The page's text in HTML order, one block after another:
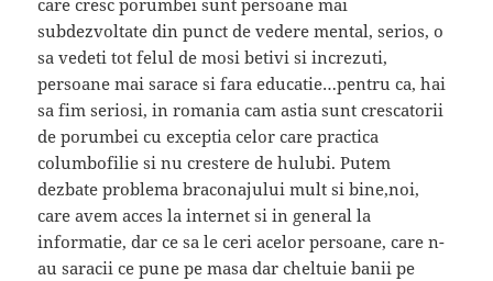
care cresc porumbei sunt persoane mai
subdezvoltate din punct de vedere mental, serios, o
sa vedeti tot felul de mosi betivi si increzuti,
persoane mai sarace si fara educatie…pentru ca, hai
sa fim seriosi, in romania cam astia sunt crescatorii
de porumbei cu exceptia celor care practica
columbofilie si nu crestere de hulubi. Putem
dezbate problema braconajului mult si bine,noi,
care avem acces la internet si in general la
informatie, dar ce sa le ceri acelor persoane, care n-
au saracii ce pune pe masa dar cheltuie banii pe